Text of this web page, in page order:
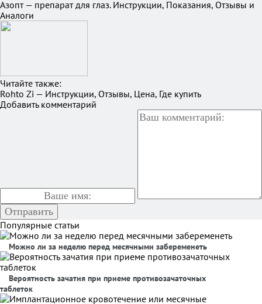
Азопт — препарат для глаз. Инструкции, Показания, Отзывы и
Аналоги
Читайте также:
Rohto Zi — Инструкции, Отзывы, Цена, Где купить
Добавить комментарий
Популярные статьи
Можно ли за неделю перед месячными забеременеть
Вероятность зачатия при приеме противозачаточных
таблеток